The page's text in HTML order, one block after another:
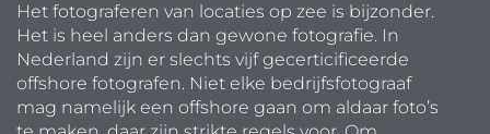
Het fotograferen van locaties op zee is bijzonder.
Het is heel anders dan gewone fotografie. In
Nederland zijn er slechts vijf gecerticificeerde
offshore fotografen. Niet elke bedrijfsfotograaf
mag namelijk een offshore gaan om aldaar foto’s